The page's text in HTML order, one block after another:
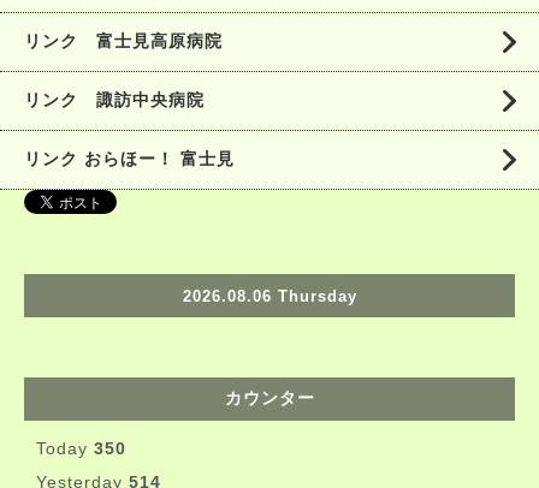
リンク 富士見高原病院
リンク 諏訪中央病院
リンク おらほー！ 富士見
2026.08.06 Thursday
カウンター
Today 350
Yesterday 514